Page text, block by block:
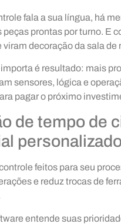
fala a sua língua, há
prontas por turno. E
viram decoração da sala de
é resultado: mais
sensores, lógica e
pagar o próximo
de tempo de
feitos para seu
e reduz trocas de
entende suas